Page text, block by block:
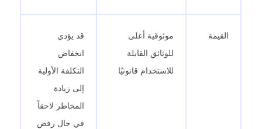
القيمة
موثوقية أعلى
للوثائق القابلة
للاستخدام قانونيًا
قد يؤدي
انخفاض
التكلفة الأولية
إلى زيادة
المخاطر لاحقاً
في حال رفض